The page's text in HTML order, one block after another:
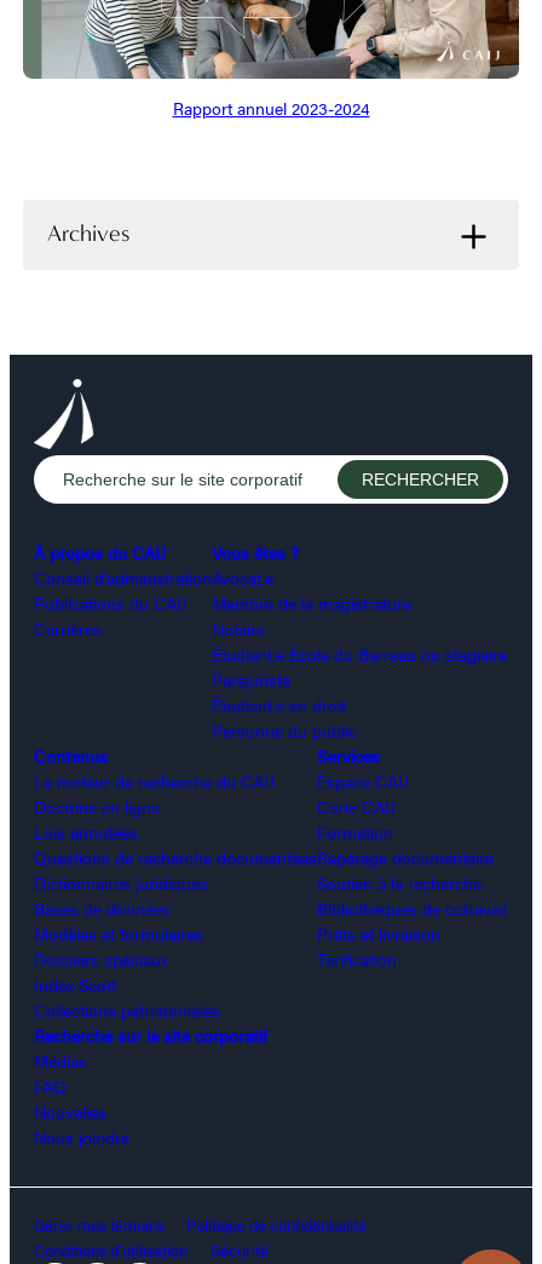
Rapport annuel 2023-2024
Archives
À propos du CAIJ
Conseil d’administration
Publications du CAIJ
Carrières
Vous êtes ?
Avocat.e
Membre de la magistrature
Notaire
Étudiant.e École du Barreau ou stagiaire
Parajuriste
Étudiant.e en droit
Personne du public
Contenus
Le moteur de recherche du CAIJ
Doctrine en ligne
Lois annotées
Questions de recherche documentées
Dictionnaires juridiques
Bases de données
Modèles et formulaires
Dossiers spéciaux
Index Scott
Collections patrimoniales
Services
Espace CAIJ
Carte CAIJ
Formation
Repérage documentaire
Soutien à la recherche
Bibliothèques de cotravail
Prêts et livraison
Tarification
Recherche sur le site corporatif
Médias
FAQ
Nouvelles
Nous joindre
Gérer mes témoins
Politique de confidentialité
Conditions d’utilisation
Sécurité